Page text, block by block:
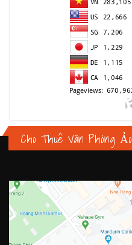
Cho Thuê Văn Phòng Ảo